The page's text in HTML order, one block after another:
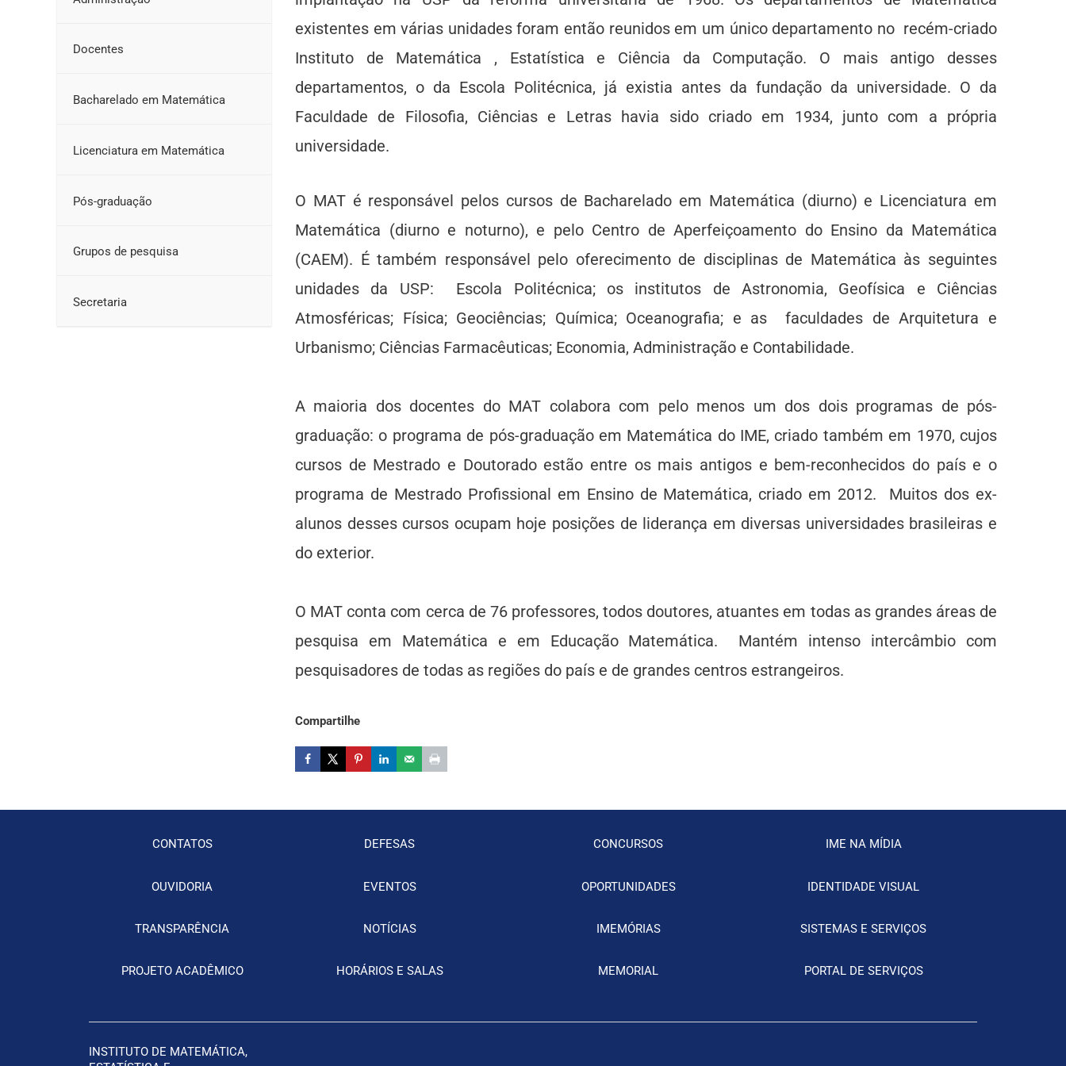
Docentes
Bacharelado em Matemática
Licenciatura em Matemática
Pós-graduação
Grupos de pesquisa
Secretaria
existentes em várias unidades foram então reunidos em um único departamento no recém-criado
Instituto de Matemática , Estatística e Ciência da Computação. O mais antigo desses
departamentos, o da Escola Politécnica, já existia antes da fundação da universidade. O da
Faculdade de Filosofia, Ciências e Letras havia sido criado em 1934, junto com a própria
universidade.
O MAT é responsável pelos cursos de Bacharelado em Matemática (diurno) e Licenciatura em
Matemática (diurno e noturno), e pelo Centro de Aperfeiçoamento do Ensino da Matemática
(CAEM). É também responsável pelo oferecimento de disciplinas de Matemática às seguintes
unidades da USP: Escola Politécnica; os institutos de Astronomia, Geofísica e Ciências
Atmosféricas; Física; Geociências; Química; Oceanografia; e as faculdades de Arquitetura e
Urbanismo; Ciências Farmacêuticas; Economia, Administração e Contabilidade.
A maioria dos docentes do MAT colabora com pelo menos um dos dois programas de pós-
graduação: o programa de pós-graduação em Matemática do IME, criado também em 1970, cujos
cursos de Mestrado e Doutorado estão entre os mais antigos e bem-reconhecidos do país e o
programa de Mestrado Profissional em Ensino de Matemática, criado em 2012. Muitos dos ex-
alunos desses cursos ocupam hoje posições de liderança em diversas universidades brasileiras e
do exterior.
O MAT conta com cerca de 76 professores, todos doutores, atuantes em todas as grandes áreas de
pesquisa em Matemática e em Educação Matemática. Mantém intenso intercâmbio com
pesquisadores de todas as regiões do país e de grandes centros estrangeiros.
Compartilhe
CONTATOS
OUVIDORIA
TRANSPARÊNCIA
PROJETO ACADÊMICO
DEFESAS
EVENTOS
NOTÍCIAS
HORÁRIOS E SALAS
CONCURSOS
OPORTUNIDADES
IMEMÓRIAS
MEMORIAL
IME NA MÍDIA
IDENTIDADE VISUAL
SISTEMAS E SERVIÇOS
PORTAL DE SERVIÇOS
INSTITUTO DE MATEMÁTICA,